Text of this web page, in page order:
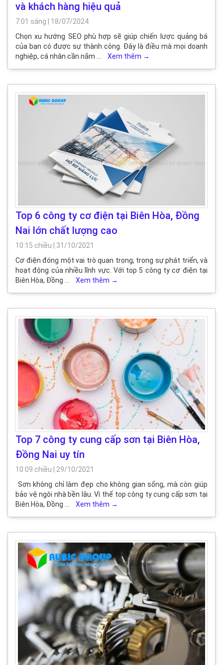
và khách hàng hiệu quả
7:01 sáng
18/07/2024
Chọn xu hướng SEO phù hợp sẽ giúp chiến lược quảng bá
của bạn có được sự thành công. Đây là điều mà mọi doanh
nghiệp, cá nhân cần nắm …
Xem thêm →
Top 6 công ty cơ điện tại Biên Hòa, Đồng
Nai lớn chất lượng cao
10:15 chiều
31/10/2021
Cơ điện đóng một vai trò quan trọng, trong sự phát triển, và
hoạt động của nhiều lĩnh vực. Với top 5 công ty cơ điện tại
Biên Hòa, Đồng …
Xem thêm →
Top 7 công ty cung cấp sơn tại Biên Hòa,
Đồng Nai uy tín
10:09 chiều
29/10/2021
Sơn không chỉ làm đẹp cho không gian sống, mà còn giúp
bảo vệ ngôi nhà bền lâu. Vì thế top công ty cung cấp sơn tại
Biên Hòa, Đồng …
Xem thêm →